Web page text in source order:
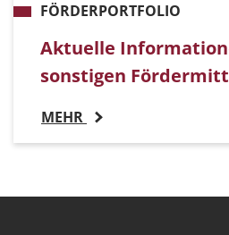
FÖRDERPORTFOLIO
Aktuelle
sonstigen
MEHR